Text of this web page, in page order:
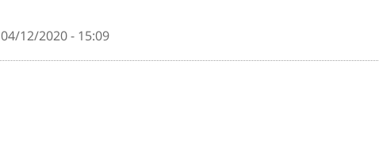
04/12/2020 - 15:09